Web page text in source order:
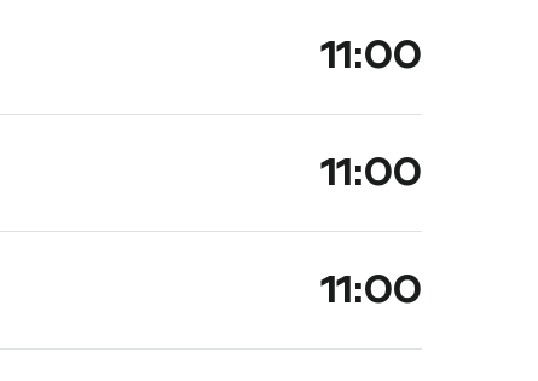
11:00
11:00
11:00